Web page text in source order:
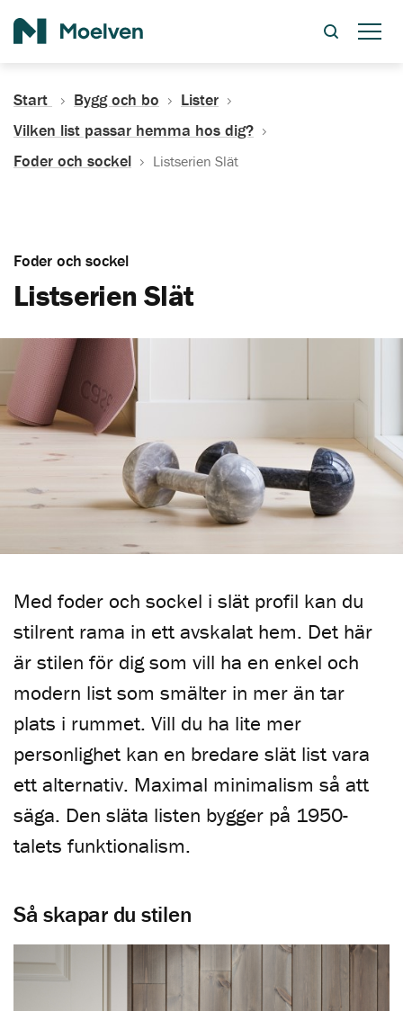
Start Bygg och bo
Lister
Vilken list passar hemma hos dig?
Foder och sockel
Listserien Slät
Foder och sockel
Listserien Slät
Med foder och sockel i slät profil kan du
stilrent rama in ett avskalat hem. Det här
är stilen för dig som vill ha en enkel och
modern list som smälter in mer än tar
plats i rummet. Vill du ha lite mer
personlighet kan en bredare slät list vara
ett alternativ. Maximal minimalism så att
säga. Den släta listen bygger på 1950-
talets funktionalism.
Så skapar du stilen